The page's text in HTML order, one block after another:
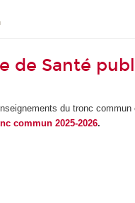
de Santé
du tronc commun
commun 2025-2026.